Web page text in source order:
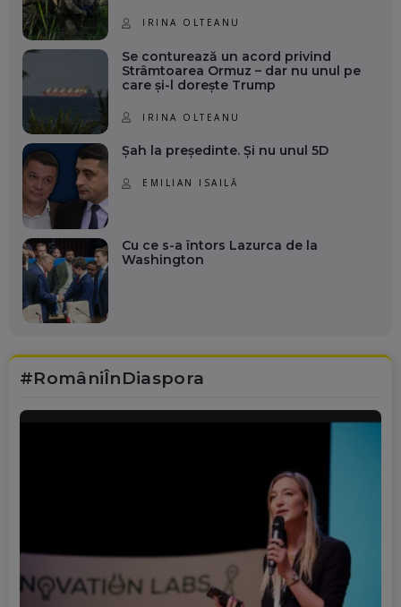
IRINA OLTEANU
Se conturează un acord privind
Strâmtoarea Ormuz – dar nu unul pe
care și-l dorește Trump
IRINA OLTEANU
Șah la președinte. Și nu unul 5D
EMILIAN ISAILĂ
Cu ce s-a întors Lazurca de la
Washington
#RomâniÎnDiaspora